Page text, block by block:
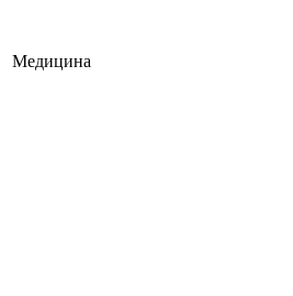
Медицина